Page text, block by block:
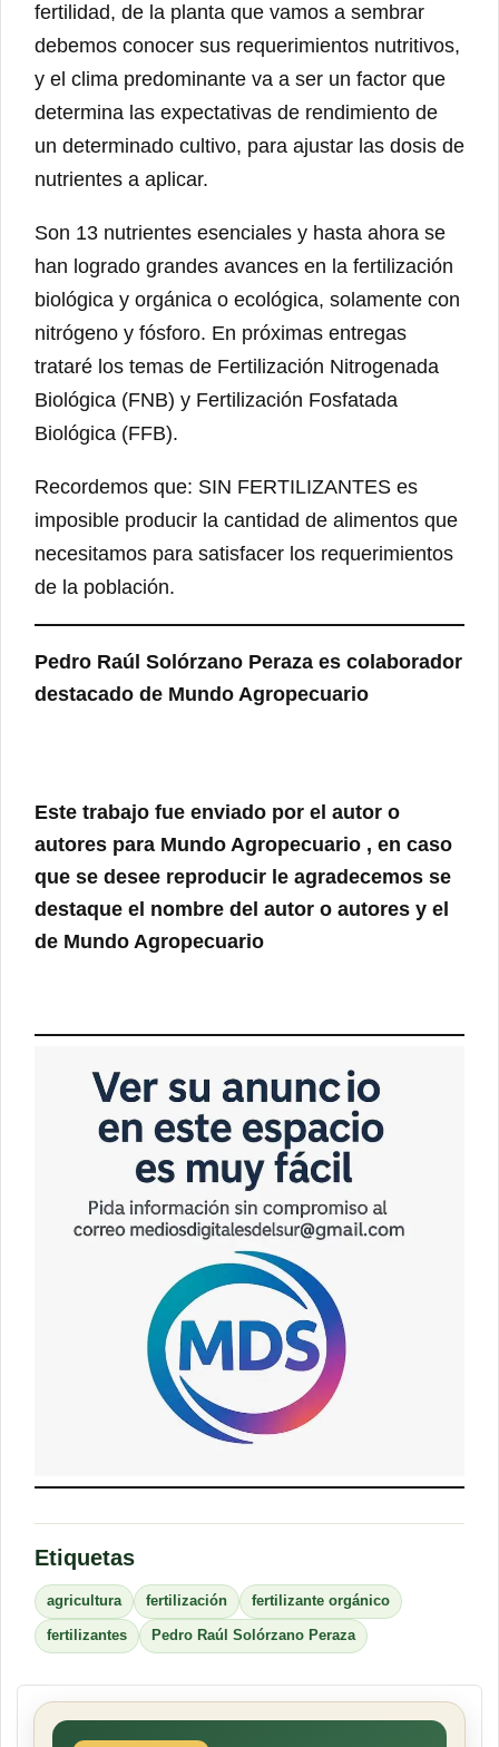
fertilidad, de la planta que vamos a sembrar
debemos conocer sus requerimientos nutritivos,
y el clima predominante va a ser un factor que
determina las expectativas de rendimiento de
un determinado cultivo, para ajustar las dosis de
nutrientes a aplicar.
Son 13 nutrientes esenciales y hasta ahora se
han logrado grandes avances en la fertilización
biológica y orgánica o ecológica, solamente con
nitrógeno y fósforo. En próximas entregas
trataré los temas de Fertilización Nitrogenada
Biológica (FNB) y Fertilización Fosfatada
Biológica (FFB).
Recordemos que: SIN FERTILIZANTES es
imposible producir la cantidad de alimentos que
necesitamos para satisfacer los requerimientos
de la población.
Pedro Raúl Solórzano Peraza es colaborador
destacado de Mundo Agropecuario
Este trabajo fue enviado por el autor o
autores para Mundo Agropecuario , en caso
que se desee reproducir le agradecemos se
destaque el nombre del autor o autores y el
de Mundo Agropecuario
Etiquetas
agricultura fertilización fertilizante orgánico
fertilizantes Pedro Raúl Solórzano Peraza